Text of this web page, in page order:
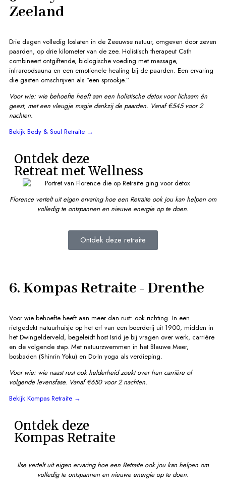
Zeeland
Drie dagen volledig loslaten in de Zeeuwse natuur, omgeven door zeven
paarden, op drie kilometer van de zee. Holistisch therapeut Cath
combineert ontgiftende, biologische voeding met massage,
infraroodsauna en een emotionele healing bij de paarden. Een ervaring
die gasten omschrijven als “een sprookje.”
Voor wie: wie behoefte heeft aan een holistische detox voor lichaam én
geest, met een vleugje magie dankzij de paarden. Vanaf €545 voor 2
nachten.
Bekijk Body & Soul Retraite →
Ontdek deze
Retreat met Wellness
Florence vertelt uit eigen ervaring hoe een Retraite ook jou kan helpen om
volledig te ontspannen en nieuwe energie op te doen.
Ontdek deze retraite
6. Kompas Retraite - Drenthe
Voor wie behoefte heeft aan meer dan rust: ook richting. In een
rietgedekt natuurhuisje op het erf van een boerderij uit 1900, midden in
het Dwingelderveld, begeleidt host Isrid je bij vragen over werk, carrière
en de volgende stap. Met natuurzwemmen in het Blauwe Meer,
bosbaden (Shinrin Yoku) en Do-In yoga als verdieping.
Voor wie: wie naast rust ook helderheid zoekt over hun carrière of
volgende levensfase. Vanaf €650 voor 2 nachten.
Bekijk Kompas Retraite →
Ontdek deze
Kompas Retraite
Ilse vertelt uit eigen ervaring hoe een Retraite ook jou kan helpen om
volledig te ontspannen en nieuwe energie op te doen.